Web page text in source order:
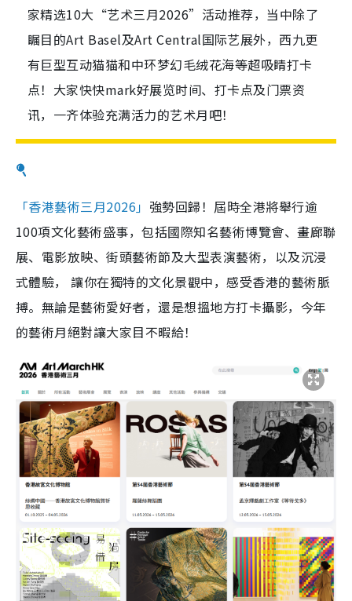
家精选10大“艺术三月2026”活动推荐，当中除了
瞩目的Art Basel及Art Central国际艺展外，西九更
有巨型互动猫猫和中环梦幻毛绒花海等超吸睛打卡
点！大家快快mark好展览时间、打卡点及门票资
讯，一齐体验充满活力的艺术月吧！
「香港藝術三月2026」 強勢回歸！屆時全港將舉行逾
100項文化藝術盛事，包括國際知名藝術博覽會、畫廊聯
展、電影放映、街頭藝術節及大型表演藝術，以及沉浸
式體驗， 讓你在獨特的文化景觀中，感受香港的藝術脈
搏。無論是藝術愛好者，還是想搵地方打卡攝影，今年
的藝術月絕對讓大家目不暇給！